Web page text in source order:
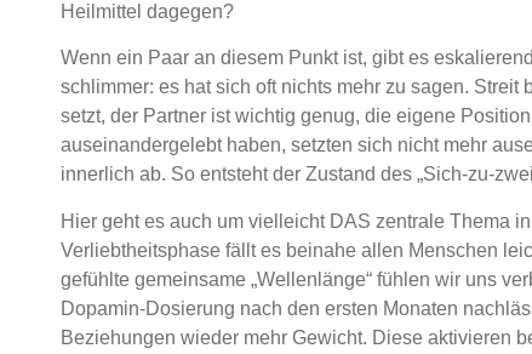
Heilmittel dagegen?
Wenn ein Paar an diesem Punkt ist, gibt es
schlimmer: es hat sich oft nichts mehr zu sagen.
setzt, der Partner ist wichtig genug, die eigene
auseinandergelebt haben, setzten sich nicht mehr
innerlich ab. So entsteht der Zustand des „Sich-zu-
Hier geht es auch um vielleicht DAS zentrale Thema
Verliebtheitsphase fällt es beinahe allen Menschen
gefühlte gemeinsame „Wellenlänge“ fühlen wir uns
Dopamin-Dosierung nach den ersten Monaten
Beziehungen wieder mehr Gewicht. Diese aktivieren